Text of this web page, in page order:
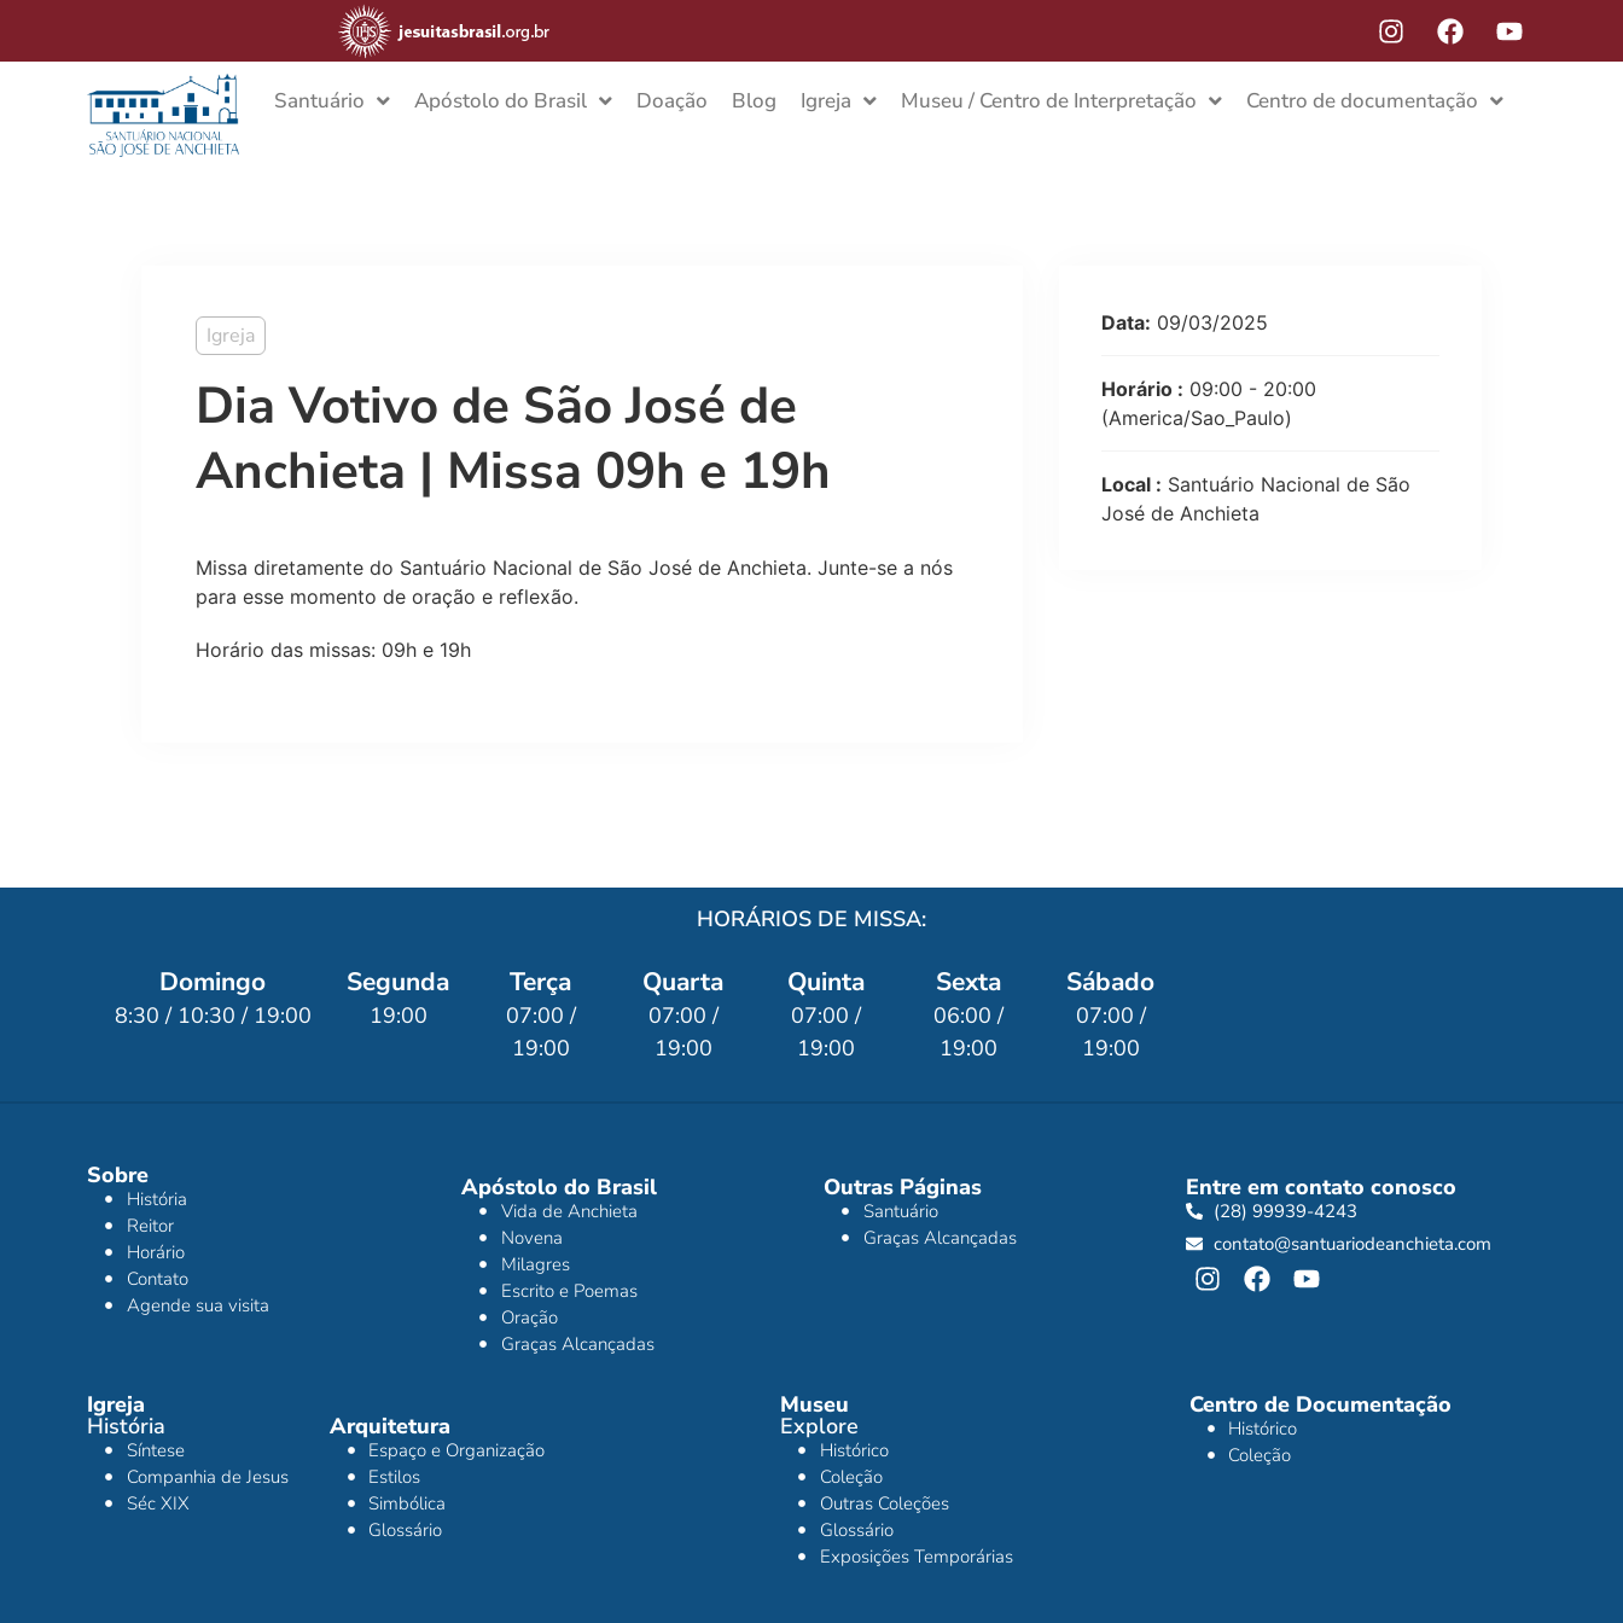
Santuário Apóstolo do Brasil Doação Blog Igreja Museu / Centro de Interpretação Centro de documentação
Igreja
Dia Votivo de São José de
Anchieta | Missa 09h e 19h
Missa diretamente do Santuário Nacional de São José de Anchieta. Junte-se a nós
para esse momento de oração e reflexão.
Horário das missas: 09h e 19h
Data: 09/03/2025
Horário : 09:00 - 20:00
(America/Sao_Paulo)
Local : Santuário Nacional de São
José de Anchieta
HORÁRIOS DE MISSA:
Domingo
8:30 / 10:30 / 19:00
Segunda
19:00
Terça
07:00 /
19:00
Quarta
07:00 /
19:00
Quinta
07:00 /
19:00
Sexta
06:00 /
19:00
Sábado
07:00 /
19:00
Sobre
História
Reitor
Horário
Contato
Agende sua visita
Apóstolo do Brasil
Vida de Anchieta
Novena
Milagres
Escrito e Poemas
Oração
Graças Alcançadas
Outras Páginas
Santuário
Graças Alcançadas
Entre em contato conosco
(28) 99939-4243
contato@santuariodeanchieta.com
Igreja
História
Síntese
Companhia de Jesus
Séc XIX
Arquitetura
Espaço e Organização
Estilos
Simbólica
Glossário
Museu
Explore
Histórico
Coleção
Outras Coleções
Glossário
Exposições Temporárias
Centro de Documentação
Histórico
Coleção